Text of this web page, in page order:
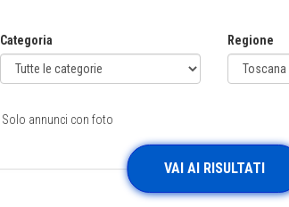
Categoria Regione
Solo annunci con foto